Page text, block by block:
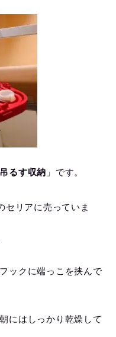
吊るす収納 」です。
セリアに売っていま
ックに端っこを挟んで
にはしっかり乾燥して